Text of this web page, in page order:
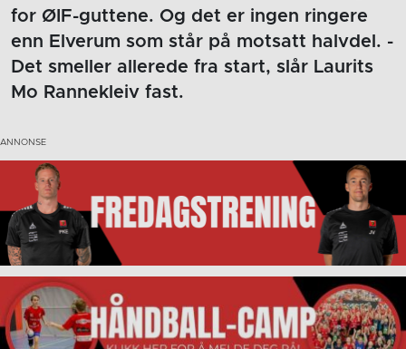
for ØIF-guttene. Og det er ingen ringere
enn Elverum som står på motsatt halvdel. -
Det smeller allerede fra start, slår Laurits
Mo Rannekleiv fast.